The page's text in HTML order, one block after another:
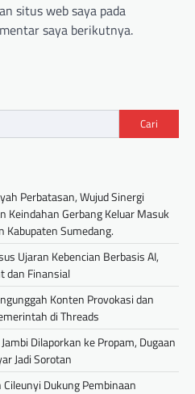
situs web saya pada
saya berikutnya.
Cari
Perbatasan, Wujud Sinergi
Keindahan Gerbang Keluar Masuk
Kabupaten Sumedang.
Ujaran Kebencian Berbasis AI,
dan Finansial
Konten Provokasi dan
di Threads
Dilaporkan ke Propam, Dugaan
Jadi Sorotan
Dukung Pembinaan